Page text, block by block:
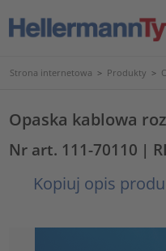
Strona internetowa > Produkty >
Opaska kablowa
Nr art. 111-70110 |
Kopiuj opis